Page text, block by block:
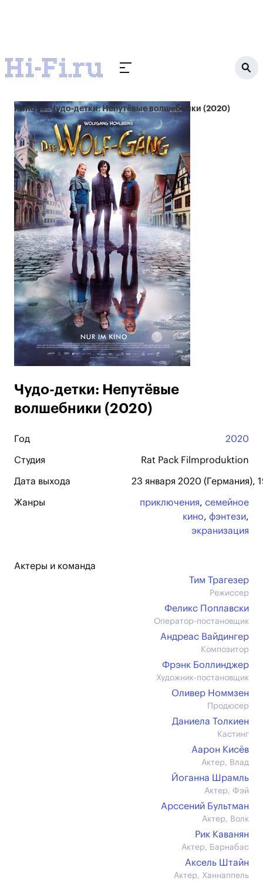
Кино Чудо-детки: Непутёвые волшебники (2020)
Чудо-детки: Непутёвые
волшебники (2020)
Год 2020
Студия Rat Pack Filmproduktion
Дата выхода 23 января 2020 (Германия),
Жанры приключения, семейное
кино, фэнтези,
экранизация
Актеры и команда
Тим Трагезер
Режиссер
Феликс Поплавски
Оператор-постановщик
Андреас Вайдингер
Композитор
Фрэнк Боллинджер
Художник-постановщик
Оливер Номмзен
Продюсер
Даниела Толкиен
Кастинг
Аарон Кисёв
Актер, Влад
Йоганна Шрамль
Актер, Фэй
Арссений Бультман
Актер, Волк
Рик Каванян
Актер, Барнабас
Аксель Штайн
Актер, Ханнаппель